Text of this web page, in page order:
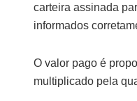
carteira assinada
informados
O valor pago é
multiplicado pela